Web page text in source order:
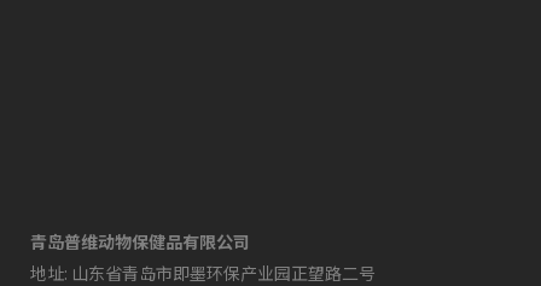
青岛普维动物保健品有限公司
地址: 山东省青岛市即墨环保产业园正望路二号